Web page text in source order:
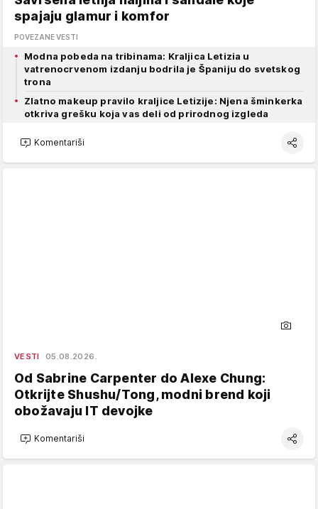
spajaju glamur i komfor
POVEZANE VESTI
Modna pobeda na tribinama: Kraljica Letizia u
vatrenocrvenom izdanju bodrila je Španiju do svetskog
trona
Zlatno makeup pravilo kraljice Letizije: Njena šminkerka
otkriva grešku koja vas deli od prirodnog izgleda
Komentariši
VESTI 05.08.2026.
Od Sabrine Carpenter do Alexe Chung:
Otkrijte Shushu/Tong, modni brend koji
obožavaju IT devojke
Komentariši